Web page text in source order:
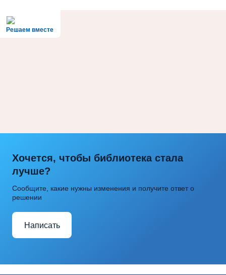
Решаем вместе
Хочется, чтобы библиотека стала
лучше?
Сообщите, какие нужны изменения и получите ответ о
решении
Написать